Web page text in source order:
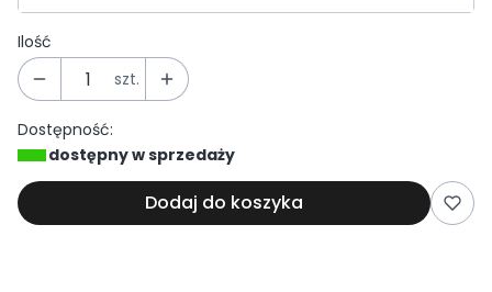
Ilość
szt.
Dostępność:
dostępny w sprzedaży
Dodaj do koszyka